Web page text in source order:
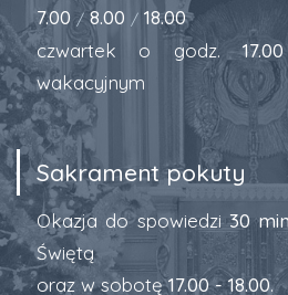
7.00 / 8.00 / 18.00
czwartek o godz.17.00
wakacyjnym
Sakrament pokuty
Okazja do spowiedzi30
Świętą
oraz w sobotę17.00 - 18.00.